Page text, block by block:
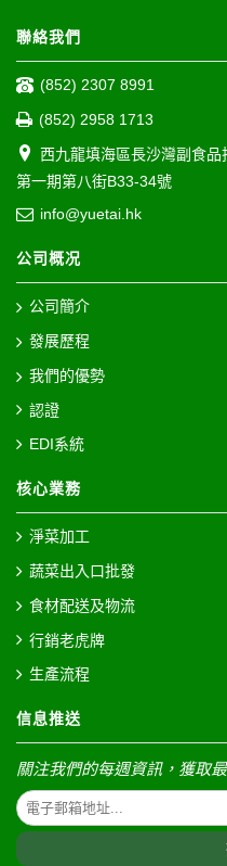
聯絡我們
(852) 2307 8991
(852) 2958 1713
西九龍填海區長沙灣副食品
第一期第八街B33-34號
info@yuetai.hk
公司概况
公司簡介
發展歷程
我們的優勢
認證
EDI系統
核心業務
淨菜加工
蔬菜出入口批發
食材配送及物流
行銷老虎牌
生產流程
信息推送
關注我們的每週資訊，獲取